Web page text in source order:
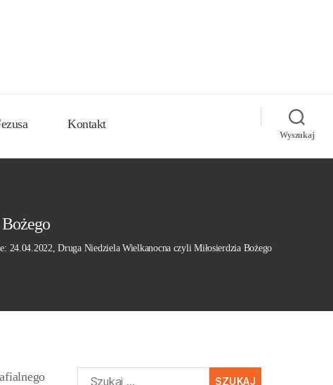
Kontakt
Wyszukaj
24.04.2022, Druga Niedziela Wielkanocna czyli Miłosierdzia Bożego
Szukaj: